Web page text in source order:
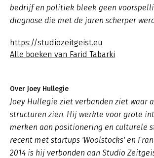
bedrijf en politiek bleek geen
diagnose die met de jaren scherper
https://studiozeitgeist.eu
Alle boeken van Farid Tabarki
Over Joey Hullegie
Joey Hullegie ziet verbanden ziet waar
structuren zien. Hij werkte voor grote
merken aan positionering en culturele
recent met startups 'Woolstocks' en
2014 is hij verbonden aan Studio